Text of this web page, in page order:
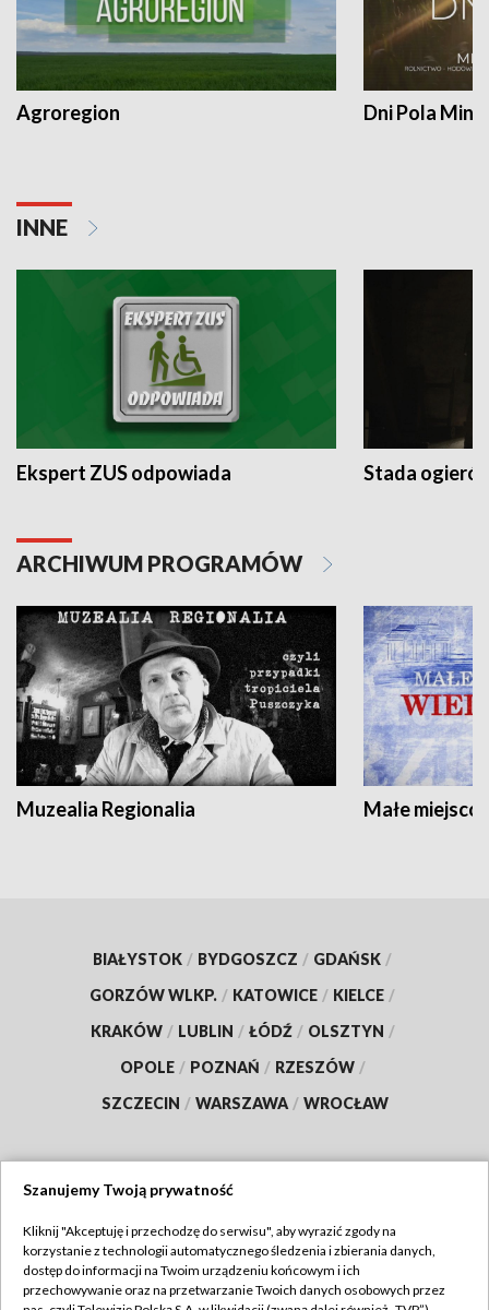
Agroregion Dni Pola
INNE
Ekspert ZUS odpowiada Stada
ARCHIWUM PROGRAMÓW
Muzealia Regionalia Małe
BIAŁYSTOK / BYDGOSZCZ / GDAŃSK /
GORZÓW WLKP. / KATOWICE / KIELCE /
KRAKÓW / LUBLIN / ŁÓDŹ / OLSZTYN /
OPOLE / POZNAŃ / RZESZÓW /
SZCZECIN / WARSZAWA / WROCŁAW
TVP
Abonament TVP
Regulamin TVP
Szanujemy Twoją prywatność
Kliknij "Akceptuję i przechodzę do serwisu", aby wyrazić zgody na
korzystanie z technologii automatycznego śledzenia i zbierania danych,
dostęp do informacji na Twoim urządzeniu końcowym i ich
przechowywanie oraz na przetwarzanie Twoich danych osobowych przez